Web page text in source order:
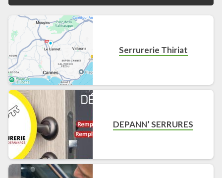
Serrurerie Thiriat
DEPANN’ SERRURES